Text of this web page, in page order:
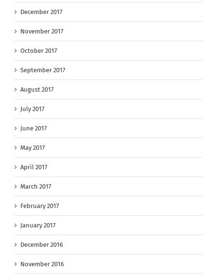
December 2017
November 2017
October 2017
September 2017
August 2017
July 2017
June 2017
May 2017
April 2017
March 2017
February 2017
January 2017
December 2016
November 2016